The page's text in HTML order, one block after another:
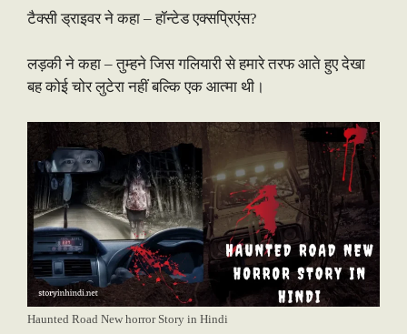
टैक्सी ड्राइवर ने कहा – हॉन्टेड एक्सप्रिएंस?
लड़की ने कहा – तुम्हने जिस गलियारी से हमारे तरफ आते हुए देखा
बह कोई चोर लुटेरा नहीं बल्कि एक आत्मा थी।
Haunted Road New horror Story in Hindi